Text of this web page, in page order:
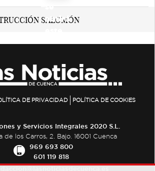
DE PRIVACIDAD POLÍTICA DE COOKIES
y Servicios Integrales 2020 S.L.
de los Carros, 2. Bajo. 16001 Cuenca
969 693 800
601 119 818